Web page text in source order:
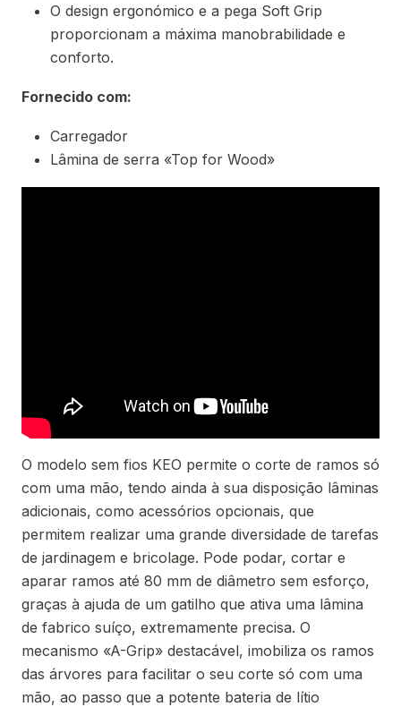
O design ergonómico e a pega Soft Grip
proporcionam a máxima manobrabilidade e
conforto.
Fornecido com:
Carregador
Lâmina de serra «Top for Wood»
O modelo sem fios KEO permite o corte de ramos só
com uma mão, tendo ainda à sua disposição lâminas
adicionais, como acessórios opcionais, que
permitem realizar uma grande diversidade de tarefas
de jardinagem e bricolage. Pode podar, cortar e
aparar ramos até 80 mm de diâmetro sem esforço,
graças à ajuda de um gatilho que ativa uma lâmina
de fabrico suíço, extremamente precisa. O
mecanismo «A-Grip» destacável, imobiliza os ramos
das árvores para facilitar o seu corte só com uma
mão, ao passo que a potente bateria de lítio